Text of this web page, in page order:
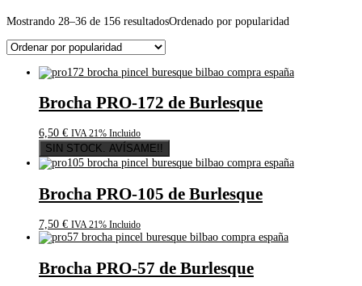
Mostrando 28–36 de 156 resultadosOrdenado por popularidad
Brocha PRO-172 de Burlesque
6,50 € IVA 21% Incluido
SIN STOCK. AVÍSAME!!
Brocha PRO-105 de Burlesque
7,50 € IVA 21% Incluido
Brocha PRO-57 de Burlesque